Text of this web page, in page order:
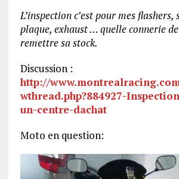
L’inspection c’est pour mes flashers,
plaque, exhaust … quelle connerie
remettre sa stock.
Discussion :
http://
wthread.php?884927-
un-centre-dachat
Moto en question: